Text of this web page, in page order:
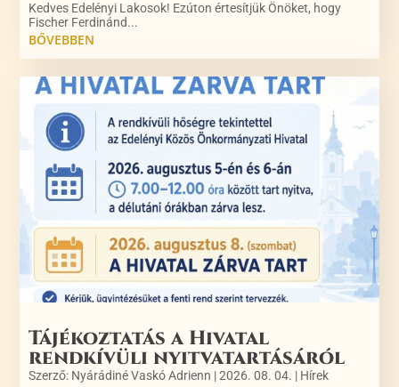
Kedves Edelényi Lakosok! Ezúton értesítjük Önöket, hogy
Fischer Ferdinánd...
BŐVEBBEN
Tájékoztatás a Hivatal
rendkívüli nyitvatartásáról
Szerző: Nyárádiné Vaskó Adrienn |2026. 08. 04. | Hírek